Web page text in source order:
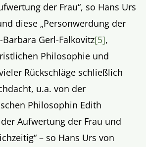
der Frau“, so Hans Urs
diese „Personwerdung der
Barbara Gerl-Falkovitz[5],
Philosophie und
Rückschläge schließlich
u.a. von der
Philosophin Edith
Aufwertung der Frau und
– so Hans Urs von